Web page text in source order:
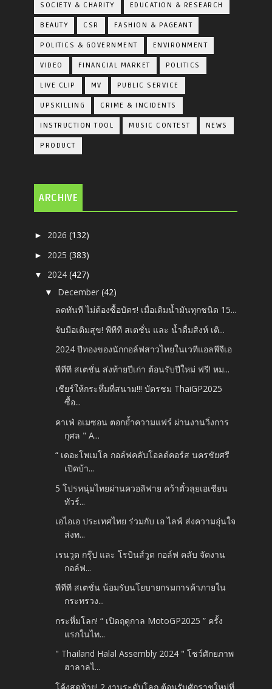
SOCIETY & CHARITY EDUCATION & RESEARCH
BEAUTY CSR FASHION & PAGEANT
POLITICS & GOVERNMENT ENVIRONMENT
VIDEO FINANCIAL MARKET POLITICS
LIVE CLIP MV PUBLIC SERVICE
UPSKILLING CRIME & INCIDENTS
INSTRUCTION TOOL MUSIC CONTEST NEWS
PRODUCT
ARCHIVE
► 2026(132)
► 2025(383)
▼ 2024(427)
▼ December(42)
ลดทันที ไม่ต้องซื้อบัตร! เมื่อเติมน้ำมันทุกชนิด 15...
จับมือเติมสุข! พีทีที สเตชั่น และ น้ำดื่มสิงห์ เติ...
2024 ปีทองของนักกอล์ฟสาวไทยในเวทีแอลพีจีเอ
พีทีที สเตชั่น ส่งท้ายปีเก่า ต้อนรับปีใหม่ ฟรี! หม...
เชียร์​ให้กระหึ่มที่สนาม!!! บัตรชม ThaiGP2025
ซื้อ...
คาเฟ่ อเมซอน ตอกย้ำความแฟร์ ผ่านงานวิ่งการ
กุศล " A...
“ เดอะโพเมโล กอล์ฟคลับโอลด์คอร์ส นครชัยศรี
เปิดบ้า...
5 โปรหนุ่มไทยผ่านควอลิฟาย คว้าตั๋วลุยเอเชียน
ทัวร์...
เอไอเอ ประเทศไทย ร่วมกับ เอ ไลฟ์ ส่งความอุ่นใจ
ส่งท...
เรนวูด กรุ๊ป และ โรบินส์วูด กอล์ฟ คลับ จัดงาน
กอล์ฟ...
พีทีที สเตชั่น น้อมรับนโยบายกรมการค้าภายใน
กระทรวง...
กระหึ่มโลก! “ เปิดฤดูกาล MotoGP2025 ” ครั้ง
แรกในไท...
" Thailand Halal Assembly 2024 " โชว์ศักยภาพ
ฮาลาลไ...
โค้งสุดท้าย! 2 งานระดับโลก ต้อนรับศักราชใหม่ที่